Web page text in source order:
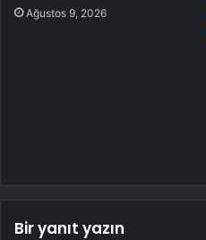
Ağustos 9, 2026
Bir yanıt yazın